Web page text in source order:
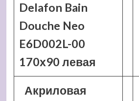
Delafon Bain
Douche Neo
E6D002L-00
170х90 левая
Акриловая